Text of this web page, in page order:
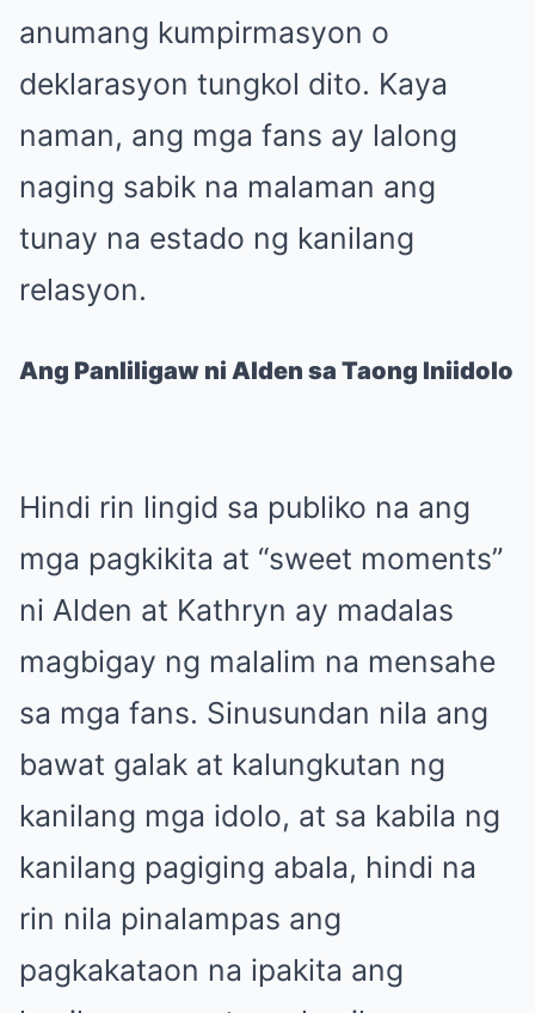
anumang kumpirmasyon o
deklarasyon tungkol dito. Kaya
naman, ang mga fans ay lalong
naging sabik na malaman ang
tunay na estado ng kanilang
relasyon.
Ang Panliligaw ni Alden sa Taong Iniidolo
Hindi rin lingid sa publiko na ang
mga pagkikita at “sweet moments”
ni Alden at Kathryn ay madalas
magbigay ng malalim na mensahe
sa mga fans. Sinusundan nila ang
bawat galak at kalungkutan ng
kanilang mga idolo, at sa kabila ng
kanilang pagiging abala, hindi na
rin nila pinalampas ang
pagkakataon na ipakita ang